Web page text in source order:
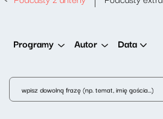
Programy Autor Data